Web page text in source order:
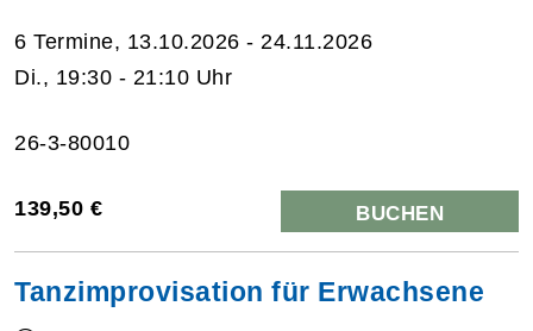
6 Termine, 13.10.2026 - 24.11.2026
Di., 19:30 - 21:10 Uhr
26-3-80010
139,50 € BUCHEN
Tanzimprovisation für Erwachsene